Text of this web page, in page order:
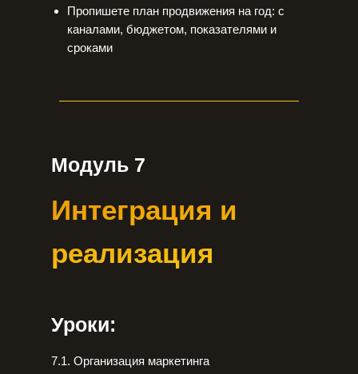
Пропишете план продвижения на год: с
каналами, бюджетом, показателями и
сроками
Модуль 7
7.1. Организация маркетинга
Интеграция и
реализация
Уроки: